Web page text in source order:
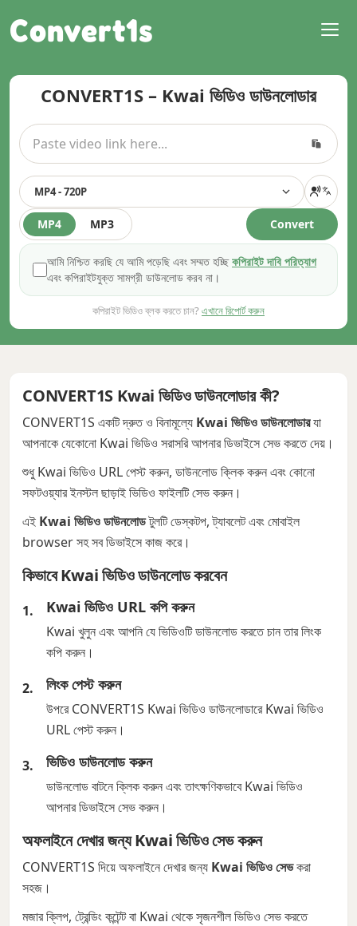
Convert1s
CONVERT1S – Kwai ভিডিও ডাউনলোডার
MP4 MP3
MP4 - 720P
Convert
আমি নিশ্চিত করছি যে আমি পড়েছি এবং সম্মত হচ্ছিকপিরাইট দাবি পরিত্যাগ
এবং কপিরাইটযুক্ত সামগ্রী ডাউনলোড করব না।
কপিরাইট ভিডিও ব্লক করতে চান? এখানে রিপোর্ট করুন
CONVERT1S Kwai ভিডিও ডাউনলোডার কী?
CONVERT1S একটি দ্রুত ও বিনামূল্যে Kwai ভিডিও ডাউনলোডারযা
আপনাকে যেকোনো Kwai ভিডিও সরাসরি আপনার ডিভাইসে সেভ করতে দেয়।
শুধু Kwai ভিডিও URL পেস্ট করুন, ডাউনলোড ক্লিক করুন এবং কোনো
সফটওয়্যার ইনস্টল ছাড়াই ভিডিও ফাইলটি সেভ করুন।
এই Kwai ভিডিও ডাউনলোডটুলটি ডেস্কটপ, ট্যাবলেট এবং মোবাইল
browser সহ সব ডিভাইসে কাজ করে।
কিভাবে Kwai ভিডিও ডাউনলোড করবেন
Kwai ভিডিও URL কপি করুন
Kwai খুলুন এবং আপনি যে ভিডিওটি ডাউনলোড করতে চান তার লিংক
কপি করুন।
লিংক পেস্ট করুন
উপরে CONVERT1S Kwai ভিডিও ডাউনলোডারে Kwai ভিডিও
URL পেস্ট করুন।
ভিডিও ডাউনলোড করুন
ডাউনলোড বাটনে ক্লিক করুন এবং তাৎক্ষণিকভাবে Kwai ভিডিও
আপনার ডিভাইসে সেভ করুন।
অফলাইনে দেখার জন্য Kwai ভিডিও সেভ করুন
CONVERT1S দিয়ে অফলাইনে দেখার জন্য Kwai ভিডিও সেভকরা
সহজ।
মজার ক্লিপ, ট্রেন্ডিং কন্টেন্ট বা Kwai থেকে সৃজনশীল ভিডিও সেভ করতে